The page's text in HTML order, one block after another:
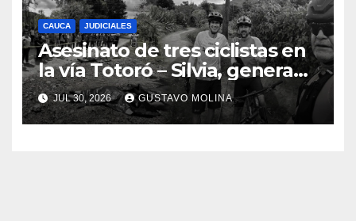
CAUCA JUDICIALES
Asesinato de tres ciclistas en
la vía Totoró – Silvia, genera
consternación en el Cauca
JUL 30, 2026 GUSTAVO MOLINA